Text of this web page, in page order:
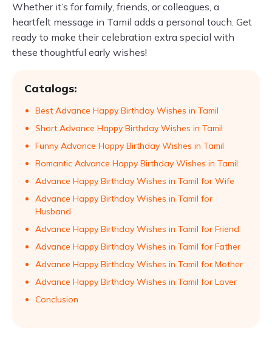
Whether it’s for family, friends, or colleagues, a
heartfelt message in Tamil adds a personal touch. Get
ready to make their celebration extra special with
these thoughtful early wishes!
Catalogs:
Best Advance Happy Birthday Wishes in Tamil
Short Advance Happy Birthday Wishes in Tamil
Funny Advance Happy Birthday Wishes in Tamil
Romantic Advance Happy Birthday Wishes in Tamil
Advance Happy Birthday Wishes in Tamil for Wife
Advance Happy Birthday Wishes in Tamil for
Husband
Advance Happy Birthday Wishes in Tamil for Friend
Advance Happy Birthday Wishes in Tamil for Father
Advance Happy Birthday Wishes in Tamil for Mother
Advance Happy Birthday Wishes in Tamil for Lover
Conclusion